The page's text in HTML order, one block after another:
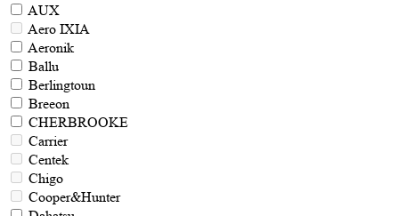
AUX
Aero IXIA
Aeronik
Ballu
Berlingtoun
Breeon
CHERBROOKE
Carrier
Centek
Chigo
Cooper&Hunter